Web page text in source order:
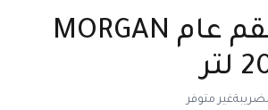
مطهر ومعقم عام MORGAN
غير متوفر